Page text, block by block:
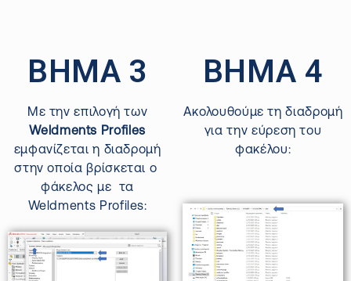
ΒΗΜΑ 3
Με την επιλογή των
Weldments Profiles
εμφανίζεται η διαδρομή
στην οποία βρίσκεται ο
φάκελος με τα
Weldments Profiles:
ΒΗΜΑ 4
Ακολουθούμε τη διαδρομή
για την εύρεση του
φακέλου: